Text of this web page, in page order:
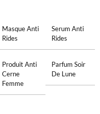
Masque Anti
Rides
Serum Anti
Rides
Produit Anti
Cerne
Femme
Parfum Soir
De Lune